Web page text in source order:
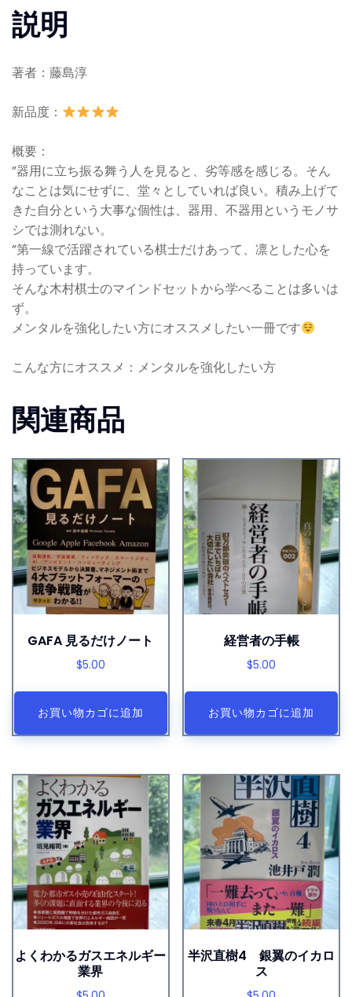
の
育
て
方
個
説明
著者：藤島淳
新品度：
概要：
”器用に立ち振る舞う人を見ると、劣等感を感じる。 そん
なことは気にせずに、堂々としていれば良い。積み上げて
きた自分という大事な個性は、器用、不器用というモノサ
シでは測れない。
”第一線で活躍されている棋士だけあって、凛とした心を
持っています。
そんな木村棋士のマインドセットから学べることは多いは
ず。
メンタルを強化したい方にオススメしたい一冊です
こんな方にオススメ：メンタルを強化したい方
関連商品
GAFA 見るだけノート
$5.00
お買い物カゴに追加
経営者の手帳
$5.00
お買い物カゴに追加
よくわかるガスエネルギー
業界
半沢直樹4 銀翼のイカロ
ス